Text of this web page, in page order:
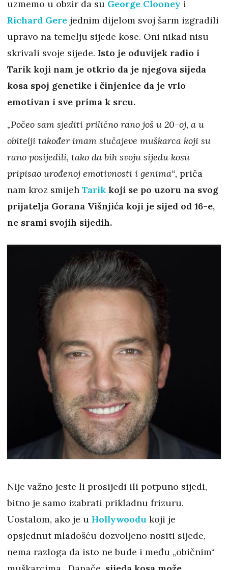
uzmemo u obzir da su George Clooney i
Richard Gere jednim dijelom svoj šarm izgradili
upravo na temelju sijede kose. Oni nikad nisu
skrivali svoje sijede. Isto je oduvijek radio i
Tarik koji nam je otkrio da je njegova sijeda
kosa spoj genetike i činjenice da je vrlo
emotivan i sve prima k srcu.
„Počeo sam sjediti prilično rano još u 20-oj, a u
obitelji također imam slučajeve muškarca koji su
rano posijedili, tako da bih svoju sijedu kosu
pripisao urođenoj emotivnosti i genima“, priča
nam kroz smijeh Tarik koji se po uzoru na svog
prijatelja Gorana Višnjića koji je sijed od 16-e,
ne srami svojih sijedih.
Nije važno jeste li prosijedi ili potpuno sijedi,
bitno je samo izabrati prikladnu frizuru.
Uostalom, ako je u Hollywoodu koji je
opsjednut mladošću dozvoljeno nositi sijede,
nema razloga da isto ne bude i među „običnim“